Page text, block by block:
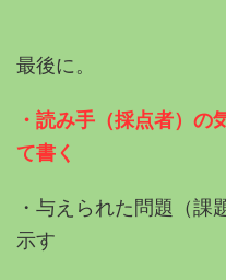
最後に。
・読み手（採点者）の
て書く
・与えられた問題（課
示す